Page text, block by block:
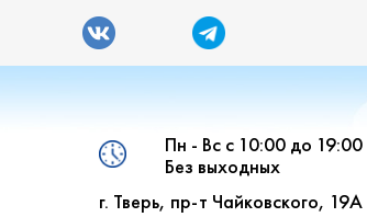
Пн - Вс с 10:00 до 19:00
Без выходных
г. Тверь, пр-т Чайковского, 19А